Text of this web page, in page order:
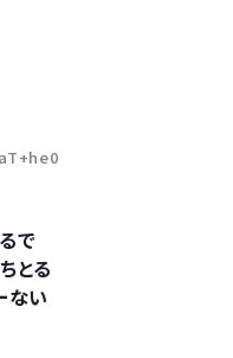
で
とる
ない